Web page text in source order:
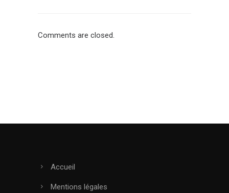
Comments are closed.
Accueil
Mentions légales